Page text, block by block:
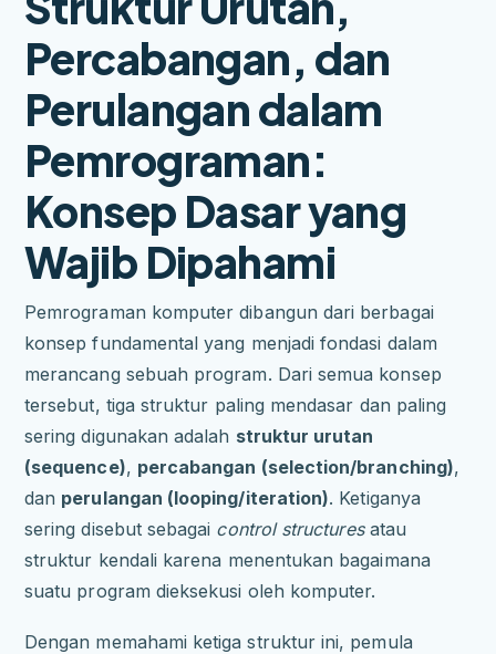
Percabangan, dan
Perulangan dalam
Pemrograman:
Konsep Dasar yang
Wajib Dipahami
Pemrograman komputer dibangun dari berbagai
konsep fundamental yang menjadi fondasi dalam
merancang sebuah program. Dari semua konsep
tersebut, tiga struktur paling mendasar dan paling
sering digunakan adalah struktur urutan
(sequence), percabangan (selection/branching),
dan perulangan (looping/iteration). Ketiganya
sering disebut sebagai control structuresatau
struktur kendali karena menentukan bagaimana
suatu program dieksekusi oleh komputer.
Dengan memahami ketiga struktur ini, pemula